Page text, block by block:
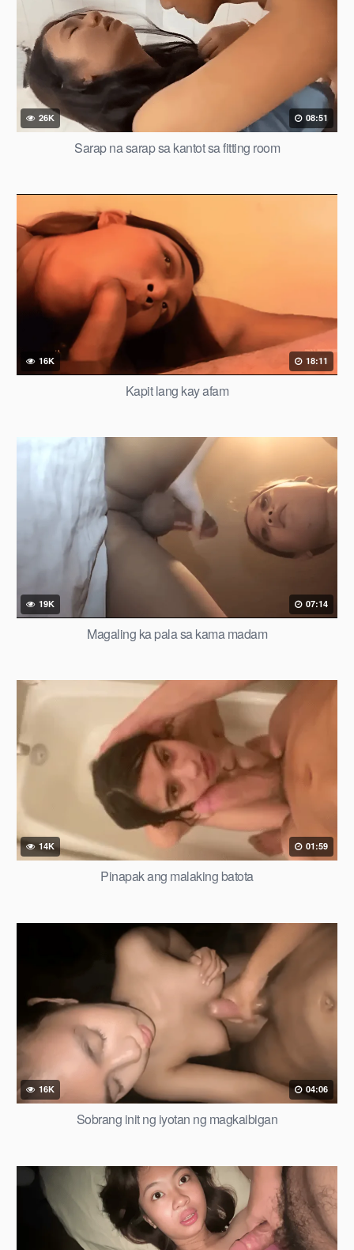
26K 08:51
Sarap na sarap sa kantot sa fitting room
16K 18:11
Kapit lang kay afam
19K 07:14
Magaling ka pala sa kama madam
14K 01:59
Pinapak ang malaking batota
16K 04:06
Sobrang init ng iyotan ng magkaibigan